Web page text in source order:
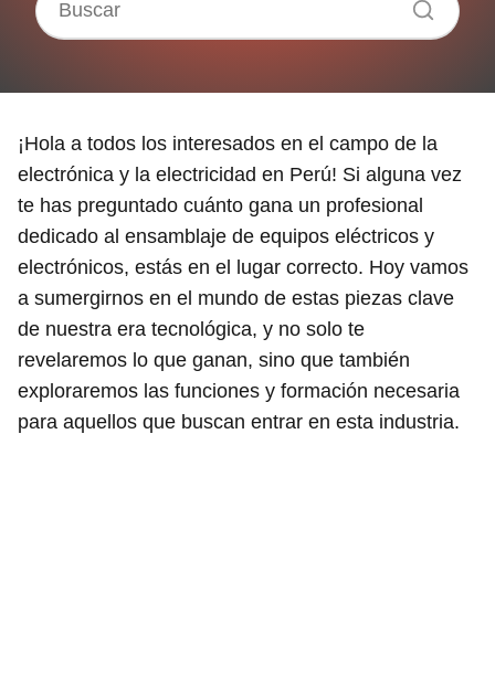
¡Hola a todos los interesados en el campo de la
electrónica y la electricidad en Perú! Si alguna vez
te has preguntado cuánto gana un profesional
dedicado al ensamblaje de equipos eléctricos y
electrónicos, estás en el lugar correcto. Hoy vamos
a sumergirnos en el mundo de estas piezas clave
de nuestra era tecnológica, y no solo te
revelaremos lo que ganan, sino que también
exploraremos las funciones y formación necesaria
para aquellos que buscan entrar en esta industria.